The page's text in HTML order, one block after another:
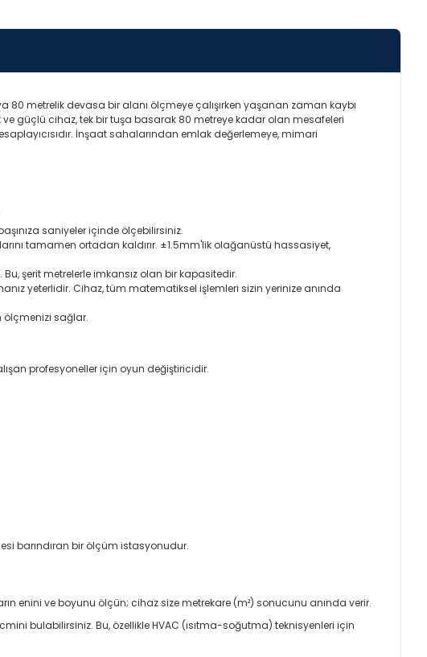
80 metrelik devasa bir alanı ölçmeye çalışırken yaşanan zaman kaybı
güçlü cihaz, tek bir tuşa basarak 80 metreye kadar olan mesafeleri
İnşaat sahalarından emlak değerlemeye, mimari
saniyeler içinde ölçebilirsiniz.
tamamen ortadan kaldırır. ±1.5mm'lik olağanüstü hassasiyet,
şerit metrelerle imkansız olan bir kapasitedir.
yeterlidir. Cihaz, tüm matematiksel işlemleri sizin yerinize anında
ölçmenizi sağlar.
profesyoneller için oyun değiştiricidir.
barındıran bir ölçüm istasyonudur.
enini ve boyunu ölçün; cihaz size metrekare (m²) sonucunu anında verir.
bulabilirsiniz. Bu, özellikle HVAC (ısıtma-soğutma) teknisyenleri için